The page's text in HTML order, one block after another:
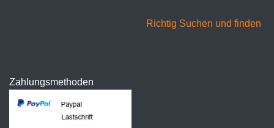
Richtig Suchen und finden
Zahlungsmethoden